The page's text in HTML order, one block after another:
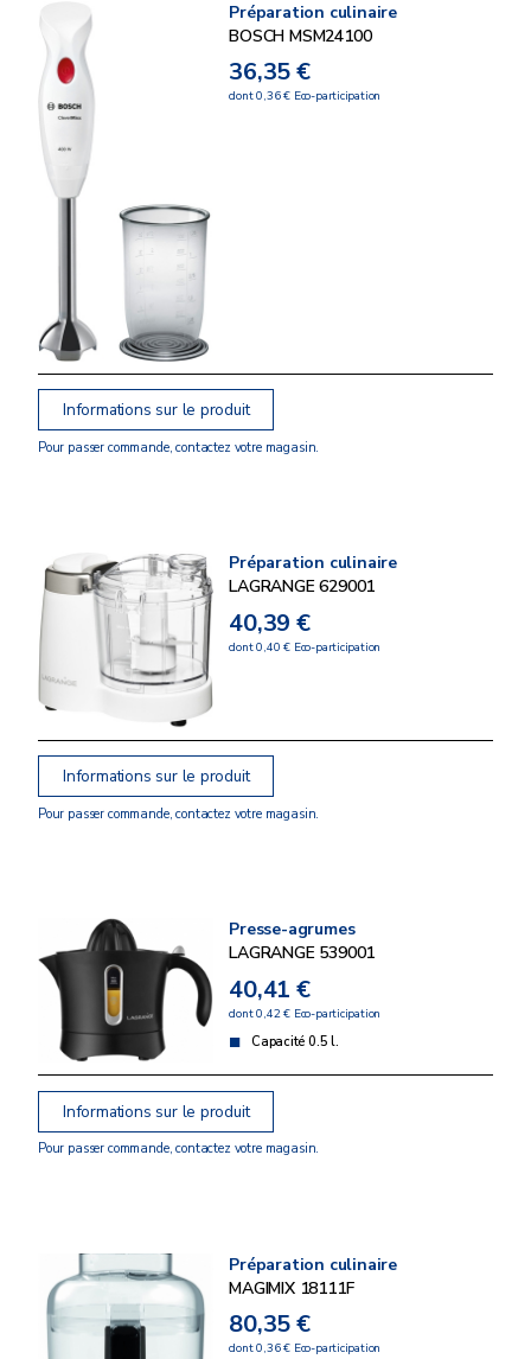
Préparation culinaire
BOSCH MSM24100
36,35 €
dont 0,36 € Eco-participation
Informations sur le produit
Pour passer commande, contactez votre magasin.
Préparation culinaire
LAGRANGE 629001
40,39 €
dont 0,40 € Eco-participation
Informations sur le produit
Pour passer commande, contactez votre magasin.
Presse-agrumes
LAGRANGE 539001
40,41 €
dont 0,42 € Eco-participation
Capacité 0.5 l.
Informations sur le produit
Pour passer commande, contactez votre magasin.
Préparation culinaire
MAGIMIX 18111F
80,35 €
dont 0,36 € Eco-participation